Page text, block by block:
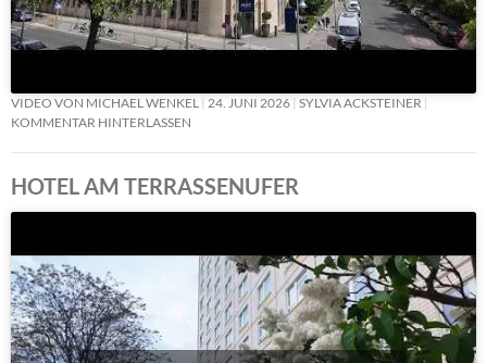
VIDEO VON MICHAEL WENKEL 24. JUNI 2026 SYLVIA ACKSTEINER
KOMMENTAR HINTERLASSEN
HOTEL AM TERRASSENUFER